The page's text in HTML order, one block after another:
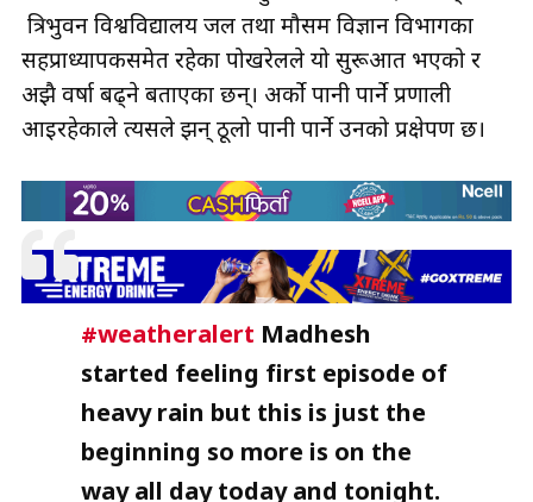
त्रिभुवन विश्वविद्यालय जल तथा मौसम विज्ञान विभागका
सहप्राध्यापकसमेत रहेका पोखरेलले यो सुरूआत भएको र
अझै वर्षा बढ्ने बताएका छन्। अर्को पानी पार्ने प्रणाली
आइरहेकाले त्यसले झन् ठूलो पानी पार्ने उनको प्रक्षेपण छ।
#weatheralert Madhesh
started feeling first episode of
heavy rain but this is just the
beginning so more is on the
way all day today and tonight.